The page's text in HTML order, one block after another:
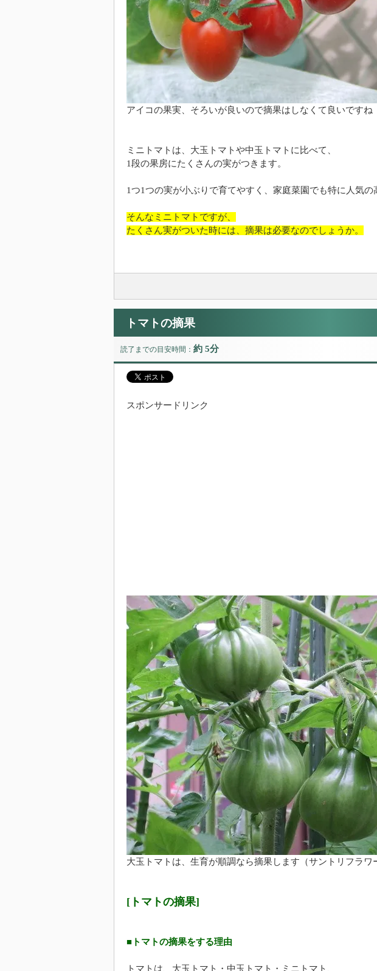
アイコの果実、そろいが良いので摘果はしなくて良いですね
ミニトマトは、大玉トマトや中玉トマトに比べて、
1段の果房にたくさんの実がつきます。
1つ1つの実が小ぶりで育てやすく、家庭菜園でも特に人気の
そんなミニトマトですが、
たくさん実がついた時には、摘果は必要なのでしょうか。
トマトの摘果
読了までの目安時間： 約 5分
スポンサードリンク
大玉トマトは、生育が順調なら摘果します（サントリフラワ
[トマトの摘果]
■トマトの摘果をする理由
トマトは、大玉トマト・中玉トマト・ミニトマト、